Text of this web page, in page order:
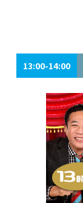
13:00-14:00